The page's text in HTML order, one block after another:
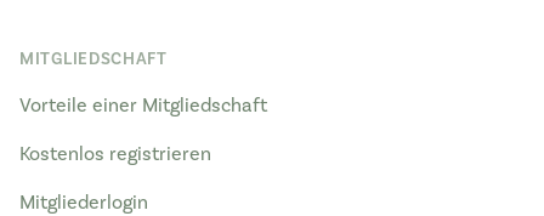
MITGLIEDSCHAFT
Vorteile einer Mitgliedschaft
Kostenlos registrieren
Mitgliederlogin